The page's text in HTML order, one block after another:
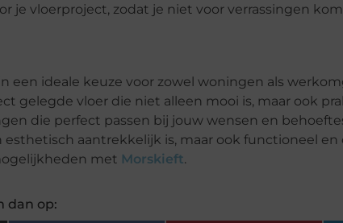
je vloerproject, zodat je niet voor verrassingen
een ideale keuze voor zowel woningen als
gelegde vloer die niet alleen mooi is, maar ook
die perfect passen bij jouw wensen en
esthetisch aantrekkelijk is, maar ook functioneel
met Morskieft.
dan op: